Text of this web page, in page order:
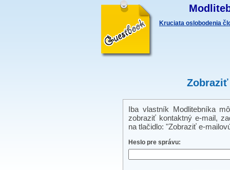
Kruciata oslobodenia
Iba vlastník Modlitebníka
zobraziť kontaktný e-mail,
na tlačidlo: "Zobraziť e-
Heslo pre správu: